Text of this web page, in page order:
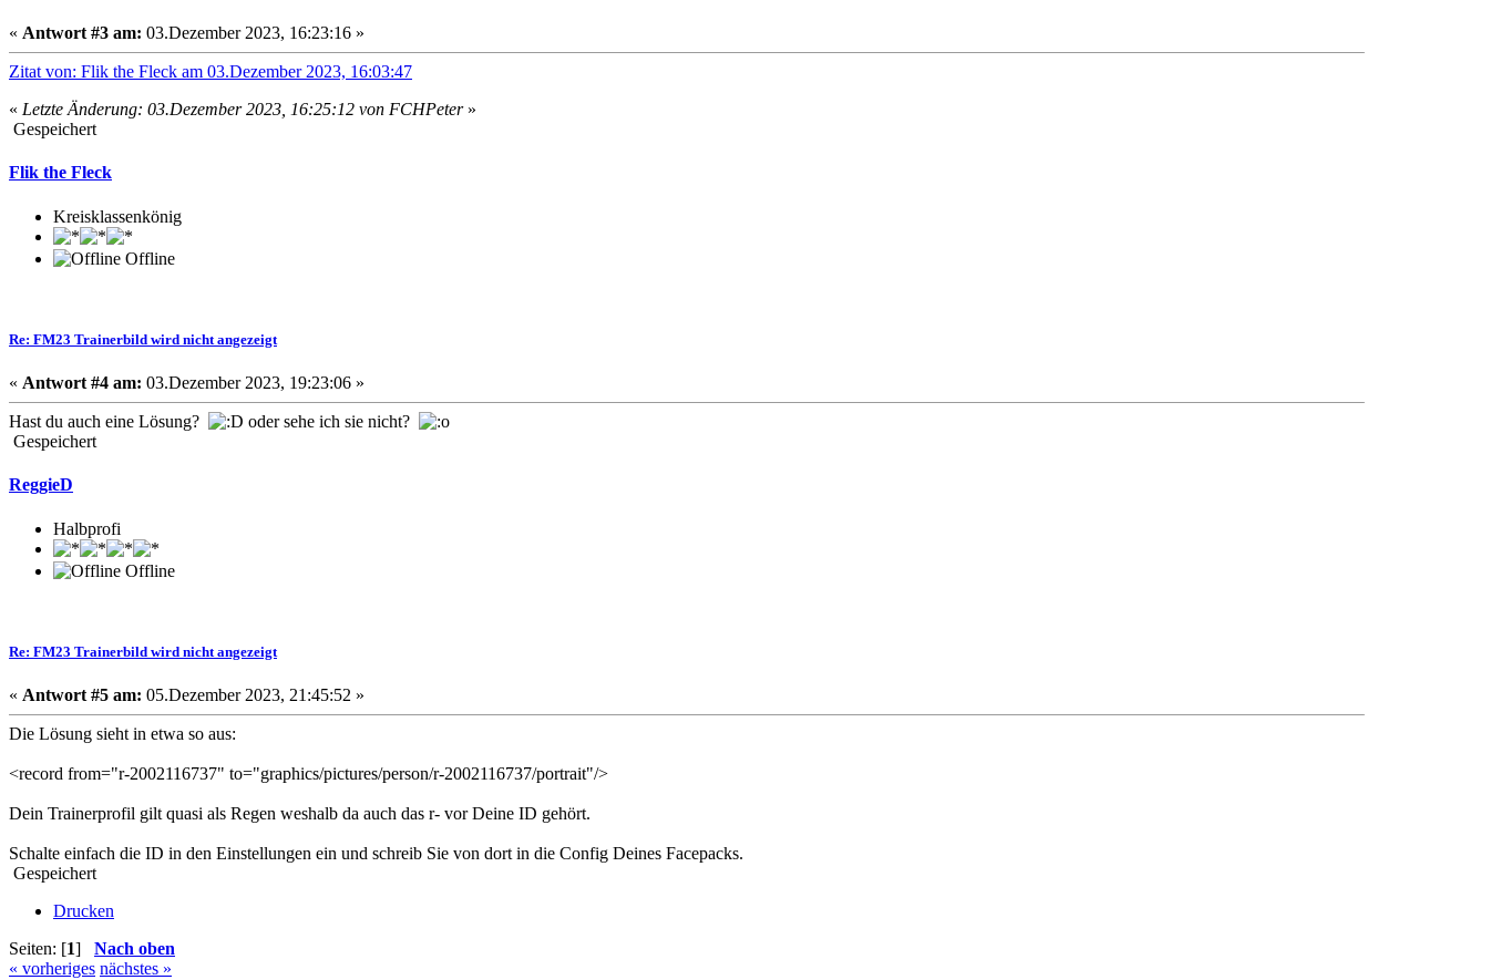
« Antwort #3 am: 03.Dezember 2023, 16:23:16 »
Zitat von: Flik the Fleck am 03.Dezember 2023, 16:03:47
« Letzte Änderung: 03.Dezember 2023, 16:25:12 von FCHPeter»
Gespeichert
Flik the Fleck
Kreisklassenkönig
Offline
Re: FM23 Trainerbild wird nicht angezeigt
« Antwort #4 am: 03.Dezember 2023, 19:23:06 »
Hast du auch eine Lösung?
oder sehe ich sie nicht?
Gespeichert
ReggieD
Halbprofi
Offline
Re: FM23 Trainerbild wird nicht angezeigt
« Antwort #5 am: 05.Dezember 2023, 21:45:52 »
Die Lösung sieht in etwa so aus:
<record from="r-2002116737" to="graphics/pictures/person/r-2002116737/portrait"/>
Dein Trainerprofil gilt quasi als Regen weshalb da auch das r- vor Deine ID gehört.
Schalte einfach die ID in den Einstellungen ein und schreib Sie von dort in die Config Deines Facepacks.
Gespeichert
Drucken
Seiten: [1] Nach oben
« vorheriges nächstes »